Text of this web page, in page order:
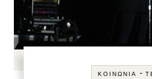
ΚΟΙΝΩΝΊΑ -